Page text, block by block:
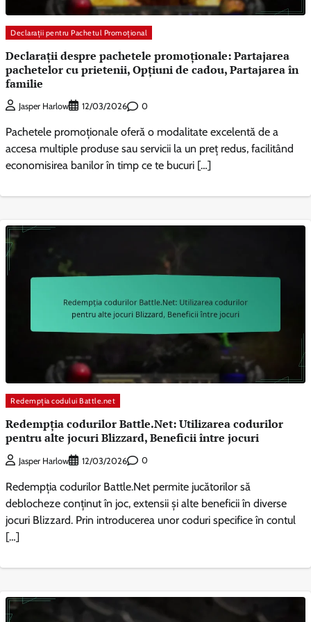
Declarații pentru Pachetul Promoțional
Declarații despre pachetele promoționale: Partajarea
pachetelor cu prietenii, Opțiuni de cadou, Partajarea în
familie
Jasper Harlow 12/03/2026 0
Pachetele promoționale oferă o modalitate excelentă de a
accesa multiple produse sau servicii la un preț redus, facilitând
economisirea banilor în timp ce te bucuri […]
Redempția codului Battle.net
Redempția codurilor Battle.Net: Utilizarea codurilor
pentru alte jocuri Blizzard, Beneficii între jocuri
Jasper Harlow 12/03/2026 0
Redempția codurilor Battle.Net permite jucătorilor să
deblocheze conținut în joc, extensii și alte beneficii în diverse
jocuri Blizzard. Prin introducerea unor coduri specifice în contul
[…]